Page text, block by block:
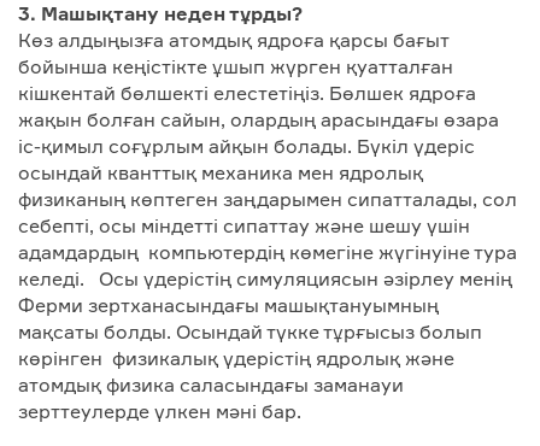
3. Машықтану неден тұрды?
Көз алдыңызға атомдық ядроға қарсы бағыт
бойынша кеңістікте ұшып жүрген қуатталған
кішкентай бөлшекті елестетіңіз. Бөлшек ядроға
жақын болған сайын, олардың арасындағы өзара
іс-қимыл соғұрлым айқын болады. Бүкіл үдеріс
осындай кванттық механика мен ядролық
физиканың көптеген заңдарымен сипатталады, сол
себепті, осы міндетті сипаттау және шешу үшін
адамдардың компьютердің көмегіне жүгінуіне тура
келеді. Осы үдерістің симуляциясын әзірлеу менің
Ферми зертханасындағы машықтануымның
мақсаты болды. Осындай түкке тұрғысыз болып
көрінген физикалық үдерістің ядролық және
атомдық физика саласындағы заманауи
зерттеулерде үлкен мәні бар.